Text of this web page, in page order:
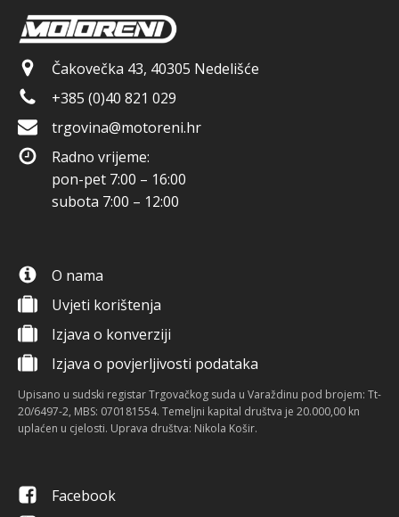
Čakovečka 43, 40305 Nedelišće
+385 (0)40 821 029
trgovina@motoreni.hr
Radno vrijeme:
pon-pet 7:00 – 16:00
subota 7:00 – 12:00
O nama
Uvjeti korištenja
Izjava o konverziji
Izjava o povjerljivosti podataka
Upisano u sudski registar Trgovačkog suda u Varaždinu pod brojem: Tt-
20/6497-2, MBS: 070181554. Temeljni kapital društva je 20.000,00 kn
uplaćen u cjelosti. Uprava društva: Nikola Košir.
Facebook